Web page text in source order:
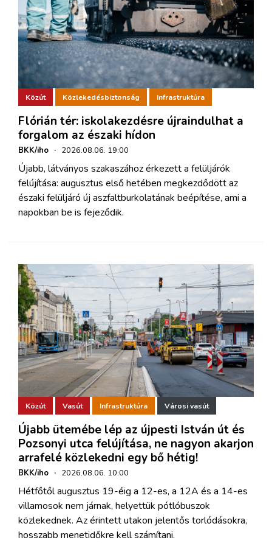
Közút Közlekedésbiztonság Infrastruktúra
Flórián tér: iskolakezdésre újraindulhat a
forgalom az északi hídon
BKK/iho · 2026.08.06. 19:00
Újabb, látványos szakaszához érkezett a felüljárók
felújítása: augusztus első hetében megkezdődött az
északi felüljáró új aszfaltburkolatának beépítése, ami a
napokban be is fejeződik.
Közút Vasút Infrastruktúra Városi vasút
Újabb ütemébe lép az újpesti István út és
Pozsonyi utca felújítása, ne nagyon akarjon
arrafelé közlekedni egy bő hétig!
BKK/iho · 2026.08.06. 10:00
Hétfőtől augusztus 19-éig a 12-es, a 12A és a 14-es
villamosok nem járnak, helyettük pótlóbuszok
közlekednek. Az érintett utakon jelentős torlódásokra,
hosszabb menetidőkre kell számítani.